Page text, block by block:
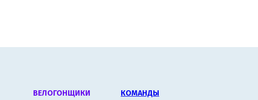
ВЕЛОГОНЩИКИ КОМАНДЫ